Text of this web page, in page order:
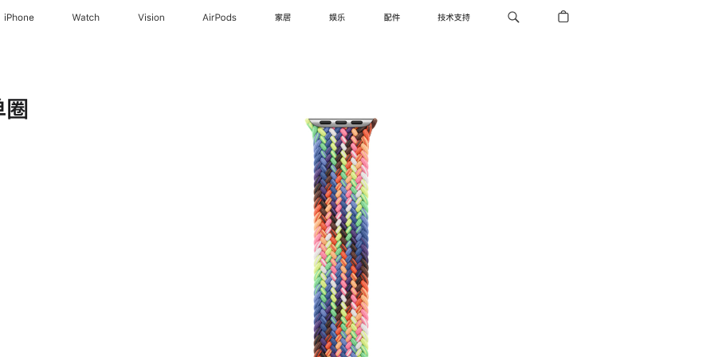
iPhone Watch Vision AirPods 家居 娱乐 配件 技术支持